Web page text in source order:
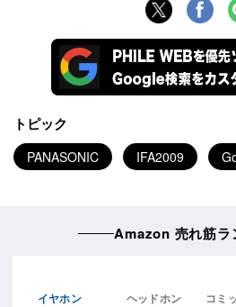
トピック
PANASONIC IFA2009